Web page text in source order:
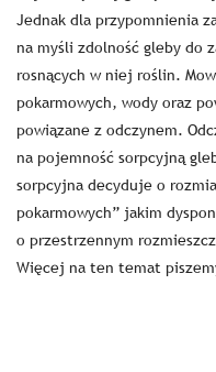
Jednak dla przypomnienia
na myśli zdolność gleby do
rosnących w niej roślin.
pokarmowych, wody oraz
powiązane z odczynem.
na pojemność sorpcyjną
sorpcyjna decyduje o
pokarmowych” jakim
o przestrzennym
Więcej na ten temat